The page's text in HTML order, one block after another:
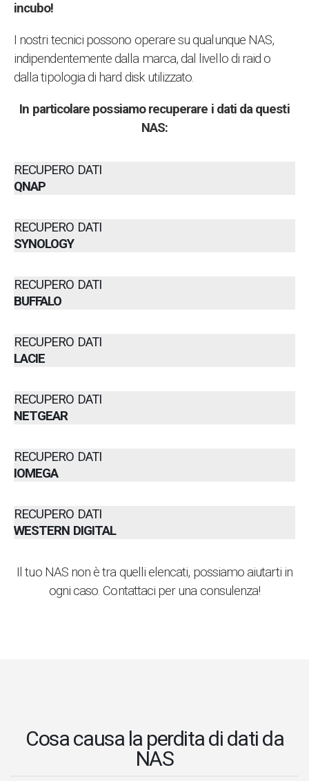
incubo!
I nostri tecnici possono operare su qualunque NAS,
indipendentemente dalla marca, dal livello di raid o
dalla tipologia di hard disk utilizzato.
In particolare possiamo recuperare i dati da questi
NAS:
RECUPERO DATI
QNAP
RECUPERO DATI
SYNOLOGY
RECUPERO DATI
BUFFALO
RECUPERO DATI
LACIE
RECUPERO DATI
NETGEAR
RECUPERO DATI
IOMEGA
RECUPERO DATI
WESTERN DIGITAL
Il tuo NAS non è tra quelli elencati, possiamo aiutarti in
ogni caso. Contattaci per una consulenza!
Cosa causa la perdita di dati da
NAS